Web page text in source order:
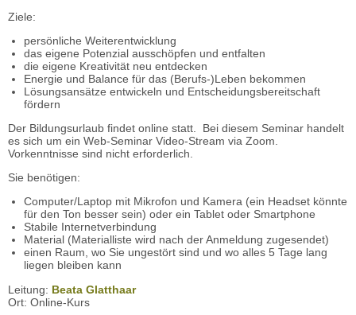
Ziele:
persönliche Weiterentwicklung
das eigene Potenzial ausschöpfen und entfalten
die eigene Kreativität neu entdecken
Energie und Balance für das (Berufs-)Leben bekommen
Lösungsansätze entwickeln und Entscheidungsbereitschaft
fördern
Der Bildungsurlaub findet online statt. Bei diesem Seminar handelt
es sich um ein Web-Seminar Video-Stream via Zoom.
Vorkenntnisse sind nicht erforderlich.
Sie benötigen:
Computer/Laptop mit Mikrofon und Kamera (ein Headset könnte
für den Ton besser sein) oder ein Tablet oder Smartphone
Stabile Internetverbindung
Material (Materialliste wird nach der Anmeldung zugesendet)
einen Raum, wo Sie ungestört sind und wo alles 5 Tage lang
liegen bleiben kann
Leitung: Beata Glatthaar
Ort: Online-Kurs